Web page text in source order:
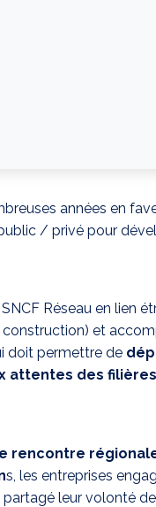
années en
/ privé pour
SNCF Réseau en lien
construction) et
doit permettre de
attentes des
rencontre
s, les entreprises
leur volonté de